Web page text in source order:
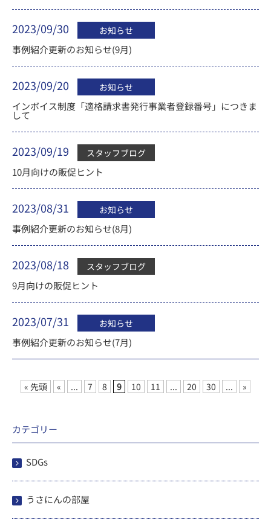
2023/09/30 お知らせ
事例紹介更新のお知らせ(9月)
2023/09/20 お知らせ
インボイス制度「適格請求書発行事業者登録番号」につきま
して
2023/09/19 スタッフブログ
10月向けの販促ヒント
2023/08/31 お知らせ
事例紹介更新のお知らせ(8月)
2023/08/18 スタッフブログ
9月向けの販促ヒント
2023/07/31 お知らせ
事例紹介更新のお知らせ(7月)
« 先頭 « ... 7 8 9 10 11 ... 20 30 ... »
カテゴリー
SDGs
うさにんの部屋